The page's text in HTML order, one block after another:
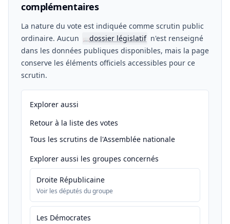
complémentaires
La nature du vote est indiquée comme scrutin public
ordinaire. Aucun
📖dossier législatif n'est renseigné
dans les données publiques disponibles, mais la page
conserve les éléments officiels accessibles pour ce
scrutin.
Explorer aussi
Retour à la liste des votes
Tous les scrutins de l'Assemblée nationale
Explorer aussi les groupes concernés
Droite Républicaine
Voir les députés du groupe
Les Démocrates